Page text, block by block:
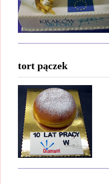
tort pączek